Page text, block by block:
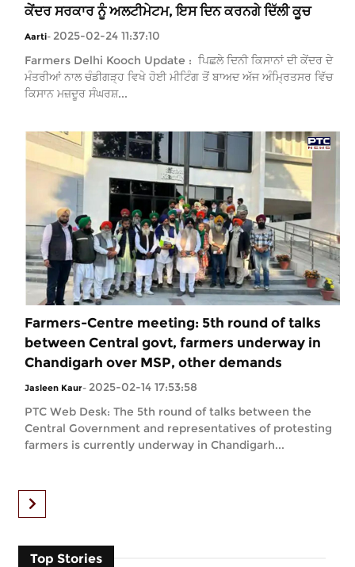
ਕੇਂਦਰ ਸਰਕਾਰ ਨੂੰ ਅਲਟੀਮੇਟਮ, ਇਸ ਦਿਨ ਕਰਨਗੇ ਦਿੱਲੀ ਕੂਚ
Aarti- 2025-02-24 11:37:10
Farmers Delhi Kooch Update : ਪਿਛਲੇ ਦਿਨੀ ਕਿਸਾਨਾਂ ਦੀ ਕੇਂਦਰ ਦੇ
ਮੰਤਰੀਆਂ ਨਾਲ ਚੰਡੀਗੜ੍ਹ ਵਿਖੇ ਹੋਈ ਮੀਟਿੰਗ ਤੋਂ ਬਾਅਦ ਅੱਜ ਅੰਮ੍ਰਿਤਸਰ ਵਿੱਚ
ਕਿਸਾਨ ਮਜ਼ਦੂਰ ਸੰਘਰਸ਼...
Farmers-Centre meeting: 5th round of talks
between Central govt, farmers underway in
Chandigarh over MSP, other demands
Jasleen Kaur- 2025-02-14 17:53:58
PTC Web Desk: The 5th round of talks between the
Central Government and representatives of protesting
farmers is currently underway in Chandigarh...
Top Stories